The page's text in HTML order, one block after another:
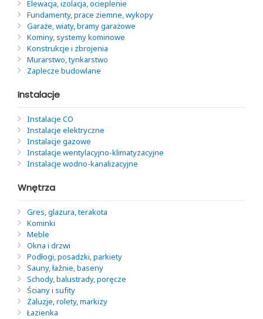
Elewacja, izolacja, ocieplenie
Fundamenty, prace ziemne, wykopy
Garaże, wiaty, bramy garażowe
Kominy, systemy kominowe
Konstrukcje i zbrojenia
Murarstwo, tynkarstwo
Zaplecze budowlane
Instalacje
Instalacje CO
Instalacje elektryczne
Instalacje gazowe
Instalacje wentylacyjno-klimatyzacyjne
Instalacje wodno-kanalizacyjne
Wnętrza
Gres, glazura, terakota
Kominki
Meble
Okna i drzwi
Podłogi, posadzki, parkiety
Sauny, łaźnie, baseny
Schody, balustrady, poręcze
Ściany i sufity
Żaluzje, rolety, markizy
Łazienka